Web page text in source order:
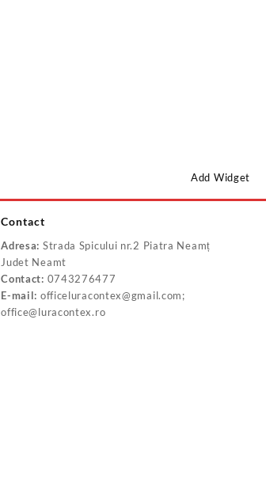
Add Widget
Contact
Adresa: Strada Spicului nr.2 Piatra Neamț
Judet Neamt
Contact: 0743276477
E-mail: officeluracontex@gmail.com;
office@luracontex.ro